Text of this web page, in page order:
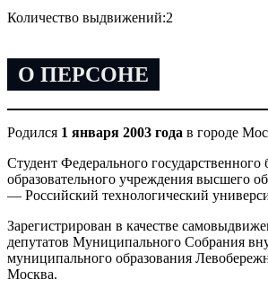
Количество выдвижений:2
О ПЕРСОНЕ
Родился 1 января 2003 года в городе
Студент Федерального
образовательного учреждения высшего
— Российский технологический
Зарегистрирован в качестве
депутатов Муниципального Собрания
муниципального образования
Москва.